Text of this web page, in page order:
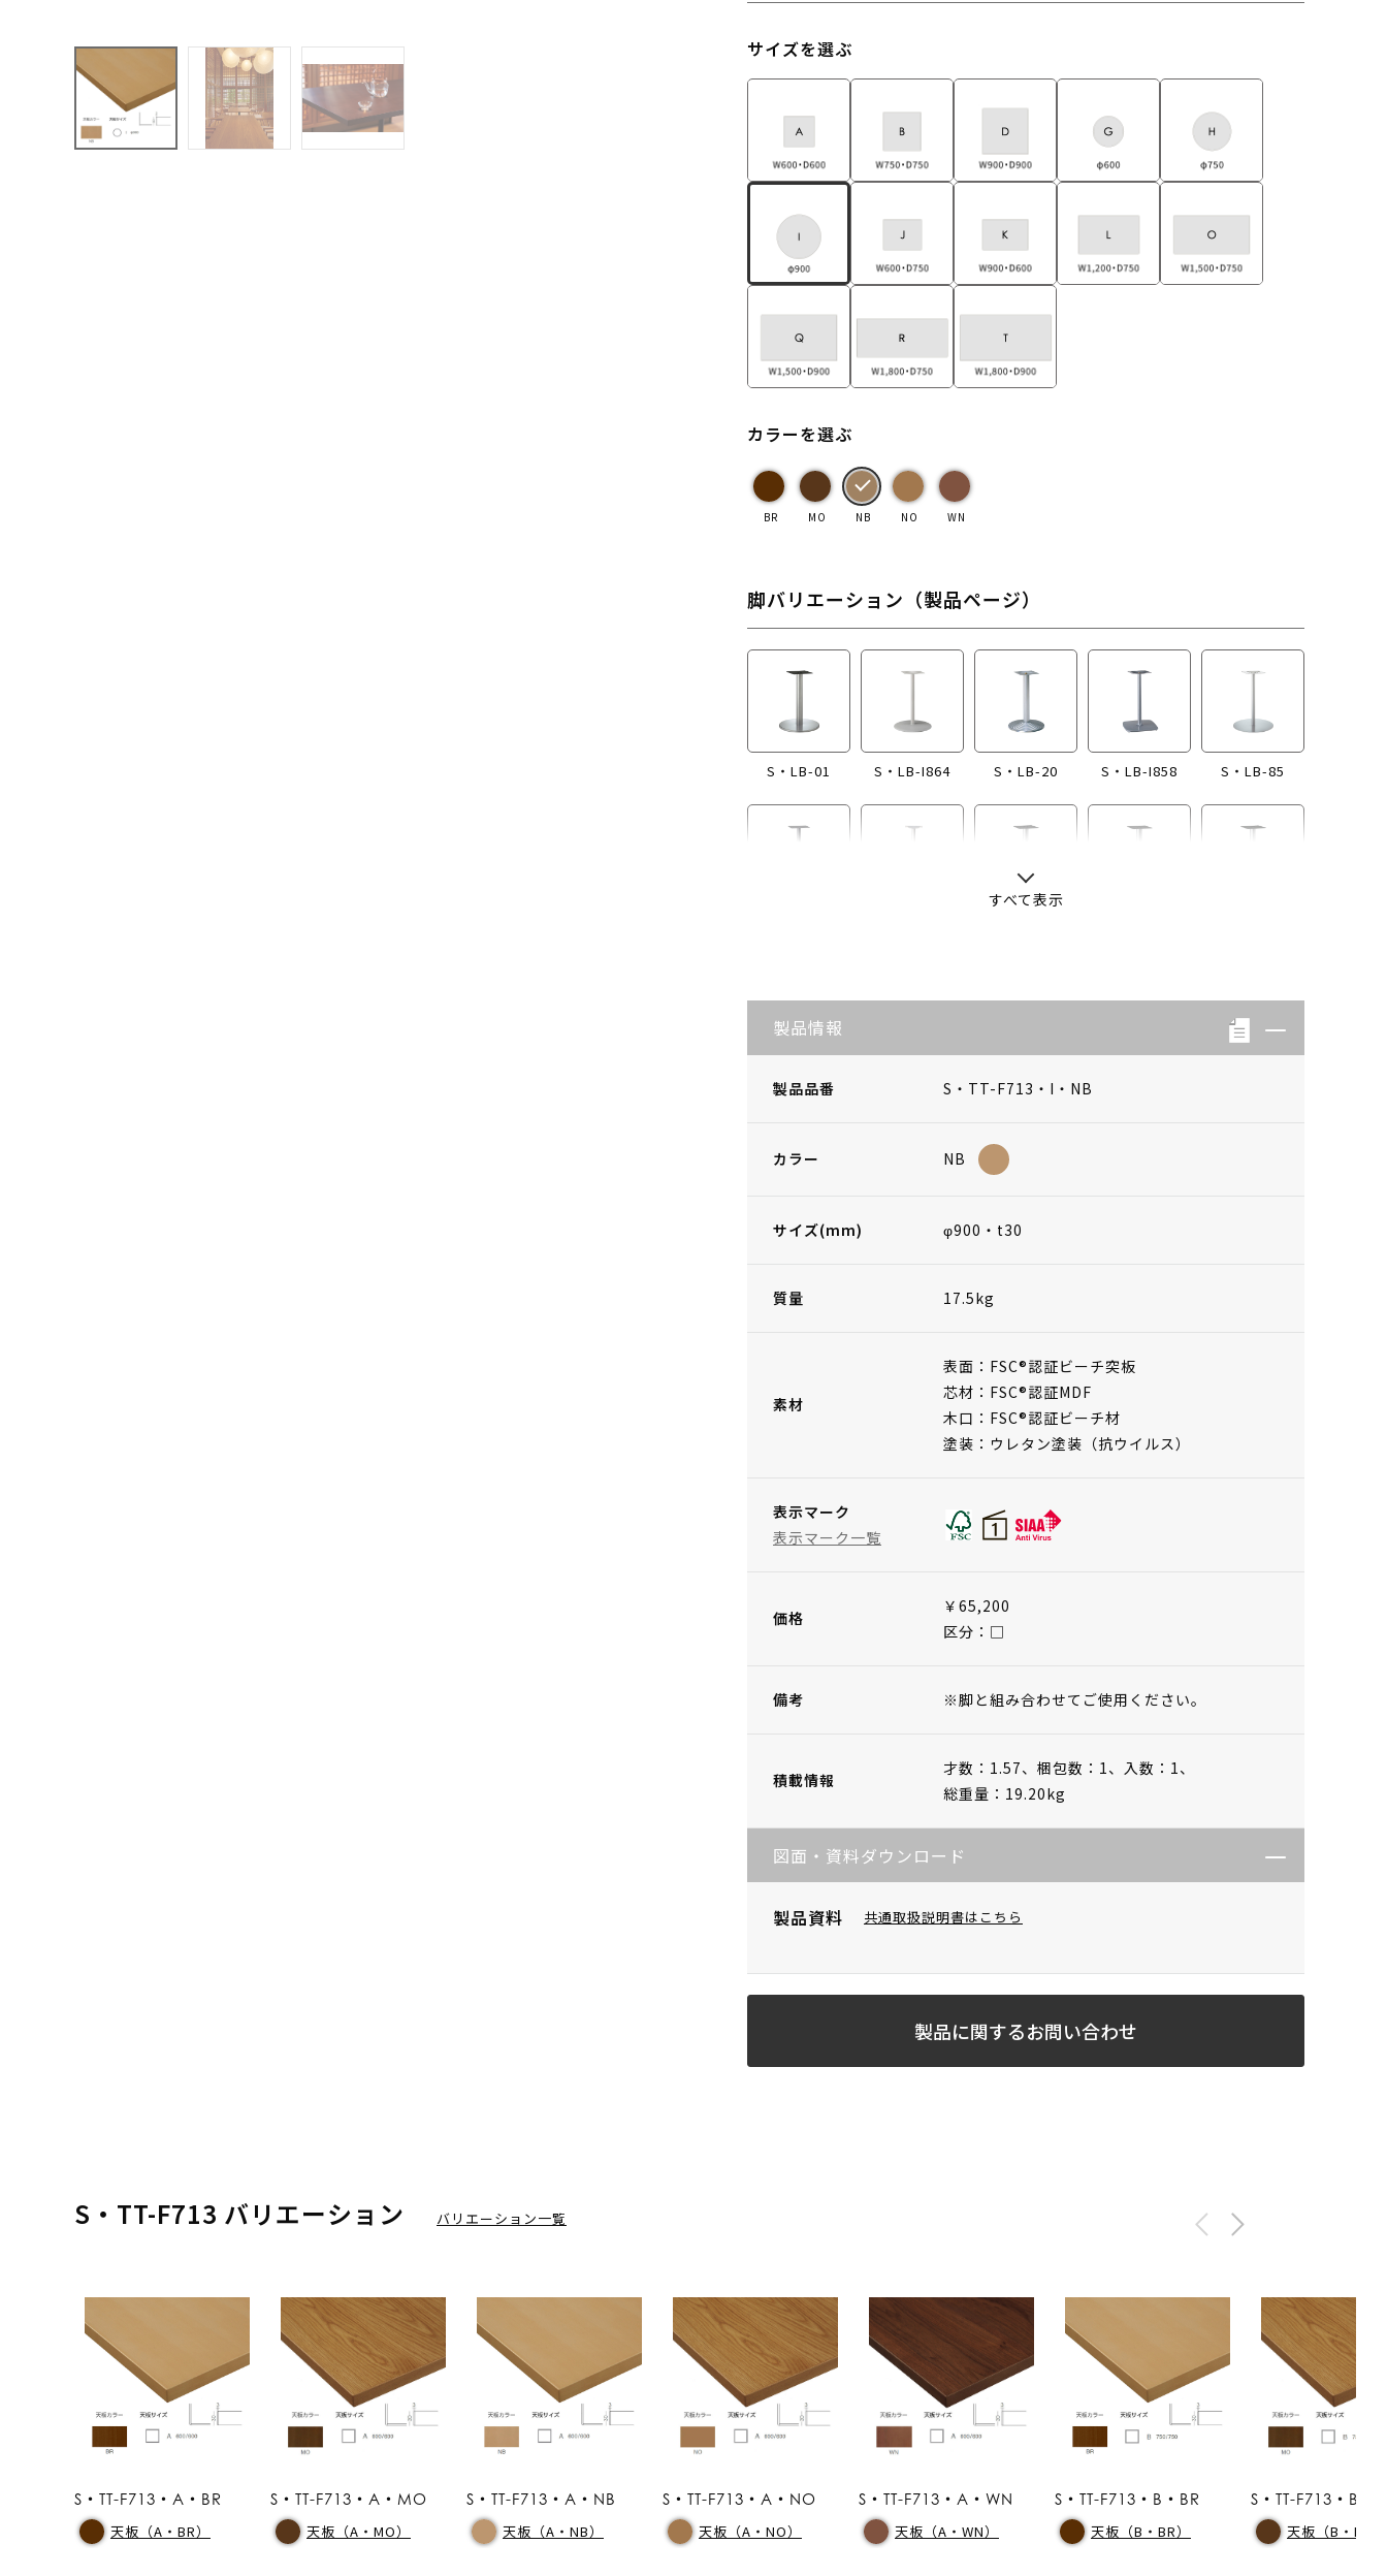
サイズを選ぶ
カラーを選ぶ
BR MO NB NO WN
脚バリエーション（製品ページ）
S・LB-01 S・LB-I864 S・LB-20 S・LB-I858 S・LB-85
すべて表示
製品情報
製品品番 S・TT-F713・I・NB
カラー NB
サイズ(mm) φ900・t30
質量 17.5kg
素材
表面：FSC®認証ビーチ突板
芯材：FSC®認証MDF
木口：FSC®認証ビーチ材
塗装：ウレタン塗装（抗ウイルス）
表示マーク
表示マーク一覧
価格
￥65,200
区分：□
備考 ※脚と組み合わせてご使用ください。
積載情報
才数：1.57、 梱包数：1、 入数：1、
総重量：19.20kg
図面・資料ダウンロード
製品資料 共通取扱説明書はこちら
製品に関するお問い合わせ
S・TT-F713 バリエーション バリエーション一覧
S・TT-F713・A・BR
天板（A・BR）
S・TT-F713・A・MO
天板（A・MO）
S・TT-F713・A・NB
天板（A・NB）
S・TT-F713・A・NO
天板（A・NO）
S・TT-F713・A・WN
天板（A・WN）
S・TT-F713・B・BR
天板（B・BR）
S・TT-F713・B・
天板（B・MO